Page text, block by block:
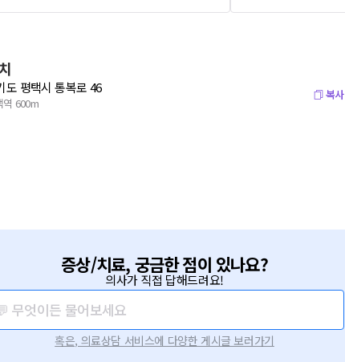
도 평택시 통복로 46
역 600m
복사
증상/치료, 궁금한 점이 있나요?
의사가 직접 답해드려요!
무엇이든 물어보세요
혹은, 의료상담 서비스에 다양한 게시글 보러가기